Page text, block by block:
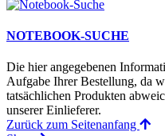
NOTEBOOK-SUCHE
Die hier angegebenen
Aufgabe Ihrer Bestellung, da
tatsächlichen Produkten
unserer Einlieferer.
Zurück zum Seitenanfang